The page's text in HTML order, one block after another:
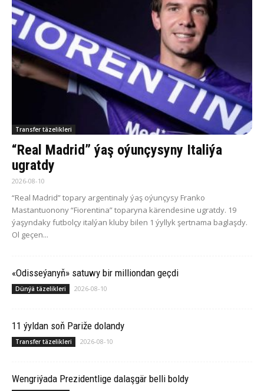
Transfer täzelikleri
“Real Madrid” ýaş oýunçysyny Italiýa
ugratdy
2026-08-10
“Real Madrid” topary argentinaly ýaş oýunçysy Franko
Mastantuonony “Fiorentina” toparyna kärendesine ugratdy. 19
ýaşyndaky futbolçy italýan kluby bilen 1 ýyllyk şertnama baglaşdy.
Ol geçen...
«Odisseýanyň» satuwy bir milliondan geçdi
Dünýä täzelikleri 2026-08-10
11 ýyldan soň Pariže dolandy
Transfer täzelikleri 2026-08-10
Wengriýada Prezidentlige dalaşgär belli boldy